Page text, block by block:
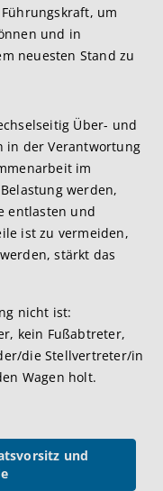
um
und in
neuesten Stand zu
Über- und
in der Verantwortung
im
werden,
entlasten und
ist zu vermeiden,
stärkt das
nicht ist:
kein Fußabtreter,
die Stellvertreter/in
Wagen holt.
und